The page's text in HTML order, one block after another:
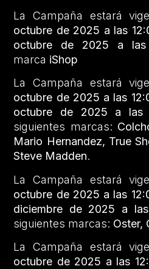
La Campaña estará
octubre de 2025 a las
octubre de 2025 a las
marca iShop
La Campaña estará
octubre de 2025 a las
octubre de 2025 a las
siguientes marcas:
Mario Hernandez, True
Steve Madden.
La Campaña estará
octubre de 2025 a las
diciembre de 2025 a
siguientes marcas: Oster,
La Campaña estará
octubre de 2025 a las